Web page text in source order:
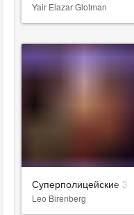
Yair Elazar Glotman
Суперполицейские 3
Leo Birenberg